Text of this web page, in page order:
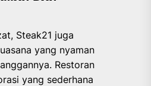
Steak21 juga
yang nyaman
Restoran
yang sederhana